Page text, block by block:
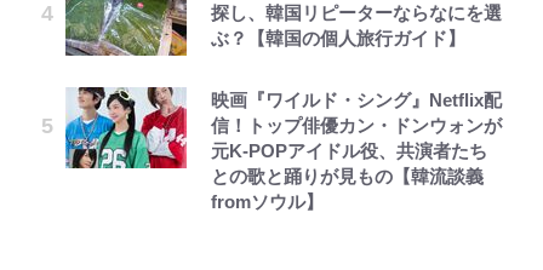
探し、韓国リピーターならなにを選
ぶ？【韓国の個人旅行ガイド】
映画『ワイルド・シング』Netflix配
信！トップ俳優カン・ドンウォンが
元K-POPアイドル役、共演者たち
との歌と踊りが見もの【韓流談義
fromソウル】